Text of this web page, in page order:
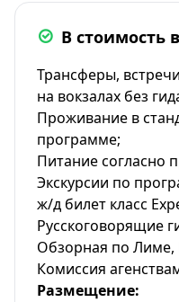
В стоимость
Трансферы,
на вокзалах без
Проживание в
программе;
Питание согласно
Экскурсии по
ж/д билет класс
Русскоговорящие
Обзорная по Лиме,
Комиссия
Размещение: